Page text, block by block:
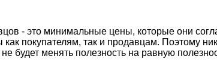
- это минимальные цены, которые они
покупателям, так и продавцам. Поэтому
будет менять полезность на равную